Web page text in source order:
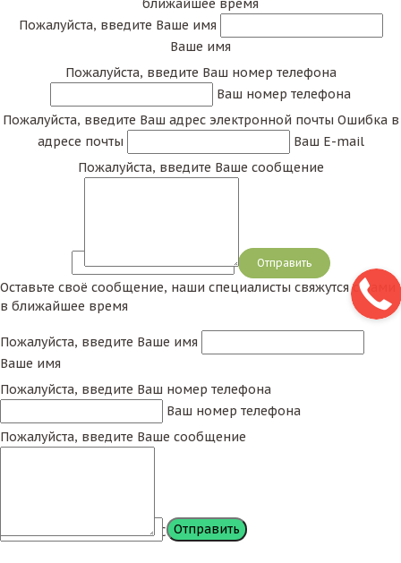
ближайшее время
Пожалуйста, введите Ваше имя
Ваше имя
Пожалуйста, введите Ваш номер телефона
Ваш номер телефона
Пожалуйста, введите Ваш адрес электронной почты Ошибка в
адресе почты
Ваш E-mail
Пожалуйста, введите Ваше сообщение
Сообщение
Оставьте своё сообщение, наши специалисты свяжутся с Вами
в ближайшее время
Пожалуйста, введите Ваше имя
Ваше имя
Пожалуйста, введите Ваш номер телефона
Ваш номер телефона
Пожалуйста, введите Ваше сообщение
Сообщение